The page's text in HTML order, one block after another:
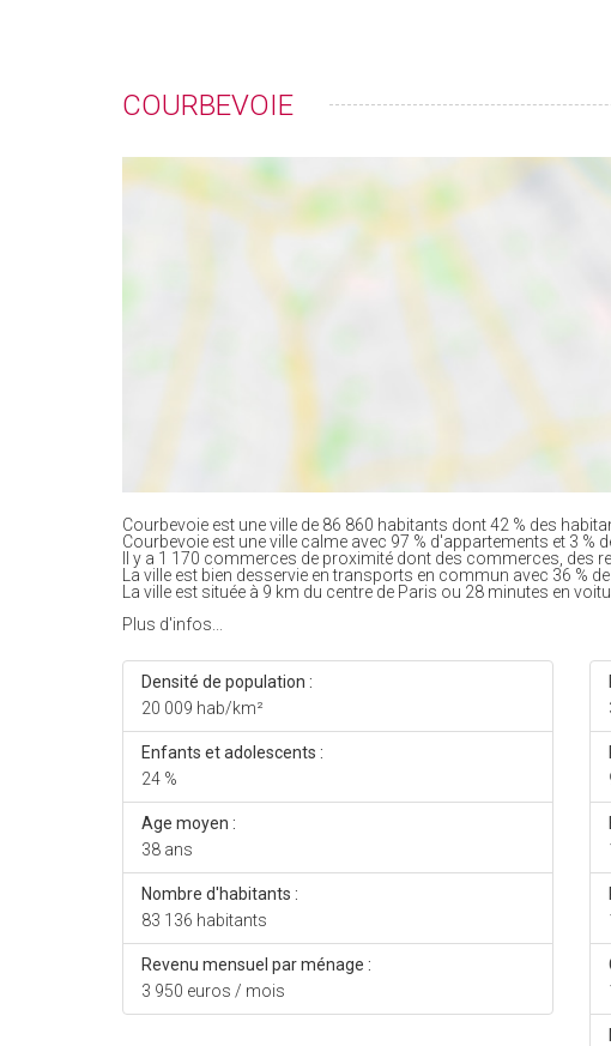
COURBEVOIE
Courbevoie est une ville de 86 860 habitants dont 42 % des
Courbevoie est une ville calme avec 97 % d'appartements et 3 %
Il y a 1 170 commerces de proximité dont des commerces, des
La ville est bien desservie en transports en commun avec 36 %
La ville est située à 9 km du centre de Paris ou 28 minutes en
Plus d'infos...
Densité de population :
20 009 hab/km²
Enfants et adolescents :
24 %
Age moyen :
38 ans
Nombre d'habitants :
83 136 habitants
Revenu mensuel par ménage :
3 950 euros / mois